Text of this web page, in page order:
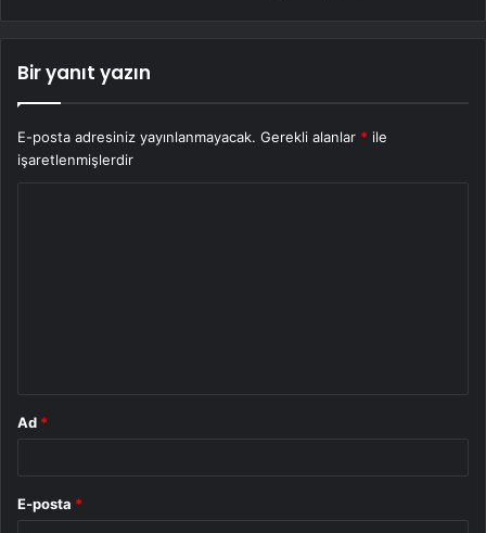
Bir yanıt yazın
E-posta adresiniz yayınlanmayacak. Gerekli alanlar * ile
işaretlenmişlerdir
Ad *
E-posta *